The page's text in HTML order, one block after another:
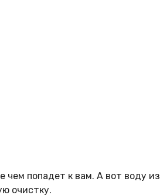
чем попадет к вам. А вот воду из
очистку.